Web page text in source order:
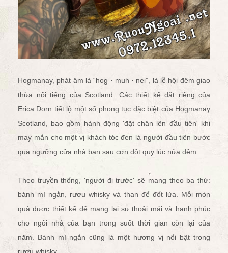
Hogmanay, phát âm là “hog · muh · nei”, là lễ hội đêm giao
thừa nổi tiếng của Scotland. Các thiết kế đặt riêng của
Erica Dorn tiết lộ một số phong tục đặc biệt của Hogmanay
Scotland, bao gồm hành động 'đặt chân lên đầu tiên' khi
may mắn cho một vị khách tóc đen là người đầu tiên bước
qua ngưỡng cửa nhà bạn sau cơn đột quỵ lúc nửa đêm.
Theo truyền thống, 'người đi trước' sẽ mang theo ba thứ:
bánh mì ngắn, rượu whisky và than để đốt lửa. Mỗi món
quà được thiết kế để mang lại sự thoải mái và hạnh phúc
cho ngôi nhà của bạn trong suốt thời gian còn lại của
năm. Bánh mì ngắn cũng là một hương vị nổi bật trong
rượu whisky.